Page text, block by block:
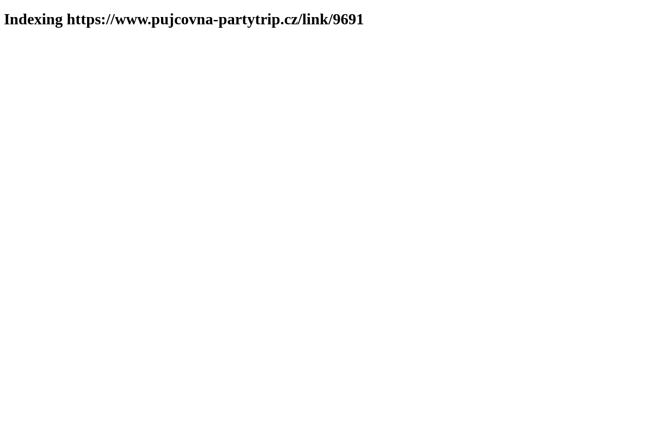
Indexing https://www.pujcovna-partytrip.cz/link/9691